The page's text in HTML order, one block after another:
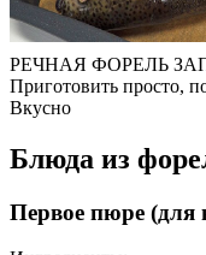
РЕЧНАЯ ФОРЕЛЬ
Приготовить просто,
Вкусно
Блюда из
Первое пюре (для